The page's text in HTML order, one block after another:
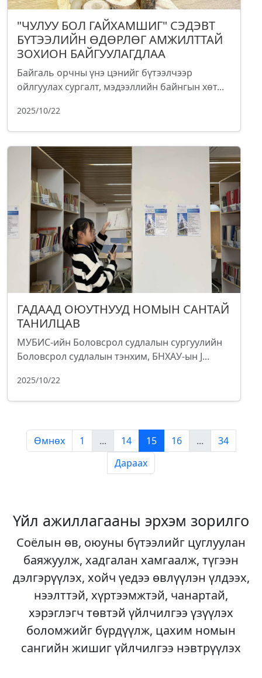
"ЧУЛУУ БОЛ ГАЙХАМШИГ" СЭДЭВТ
БҮТЭЭЛИЙН ӨДӨРЛӨГ АМЖИЛТТАЙ
ЗОХИОН БАЙГУУЛАГДЛАА
Байгаль орчны үнэ цэнийг бүтээлчээр
ойлгуулах сургалт, мэдээллийн байнгын хөт...
2025/10/22
ГАДААД ОЮУТНУУД НОМЫН САНТАЙ
ТАНИЛЦАВ
МУБИС-ийн Боловсрол судлалын сургуулийн
Боловсрол судлалын тэнхим, БНХАУ-ын J...
2025/10/22
Өмнөх 1 ... 14 15 16 ...
34
Дараах
Үйл ажиллагааны эрхэм зорилго
Соёлын өв, оюуны бүтээлийг цуглуулан
баяжуулж, хадгалан хамгаалж, түгээн
дэлгэрүүлэх, хойч үедээ өвлүүлэн үлдээх,
нээлттэй, хүртээмжтэй, чанартай,
хэрэглэгч төвтэй үйлчилгээ үзүүлэх
боломжийг бүрдүүлж, цахим номын
сангийн жишиг үйлчилгээ нэвтрүүлэх